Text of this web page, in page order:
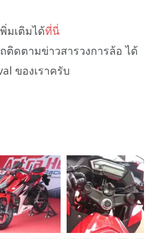
มเติมได้ที่นี่
ติดตามข่าวสารวงการล้อ ได้
ของเราครับ